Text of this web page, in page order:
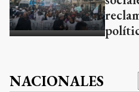
NACIONALES